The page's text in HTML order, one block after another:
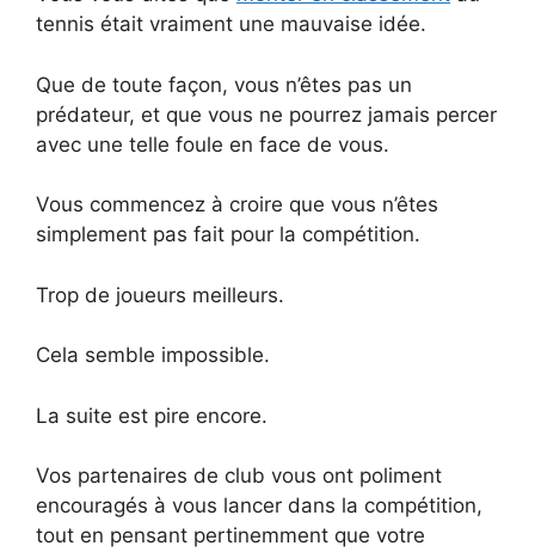
tennis était vraiment une mauvaise idée.
Que de toute façon, vous n’êtes pas un
prédateur, et que vous ne pourrez jamais percer
avec une telle foule en face de vous.
Vous commencez à croire que vous n’êtes
simplement pas fait pour la compétition.
Trop de joueurs meilleurs.
Cela semble impossible.
La suite est pire encore.
Vos partenaires de club vous ont poliment
encouragés à vous lancer dans la compétition,
tout en pensant pertinemment que votre